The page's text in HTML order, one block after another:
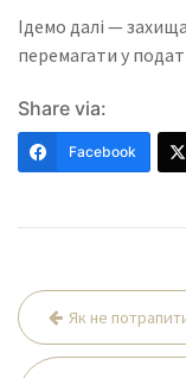
Ідемо далі —
перемагати у
Share via:
Facebook
Навігація
записів
Як не